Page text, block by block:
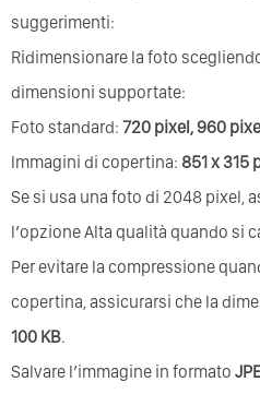
suggerimenti:
Ridimensionare la foto
dimensioni supportate:
Foto standard: 720 pixel, 960
Immagini di copertina: 851 x 315
Se si usa una foto di 2048 pixel,
l’opzione Alta qualità quando si
Per evitare la compressione
copertina, assicurarsi che la
100 KB.
Salvare l’immagine in formato